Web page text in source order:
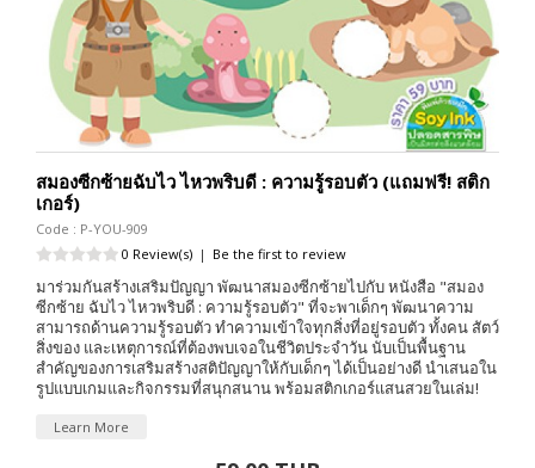
สมองซีกซ้ายฉับไว ไหวพริบดี : ความรู้รอบตัว (แถมฟรี! สติก
เกอร์)
Code : P-YOU-909
0 Review(s) | Be the first to review
มาร่วมกันสร้างเสริมปัญญา พัฒนาสมองซีกซ้ายไปกับ หนังสือ "สมอง
ซีกซ้าย ฉับไว ไหวพริบดี : ความรู้รอบตัว" ที่จะพาเด็กๆ พัฒนาความ
สามารถด้านความรู้รอบตัว ทำความเข้าใจทุกสิ่งที่อยู่รอบตัว ทั้งคน สัตว์
สิ่งของ และเหตุการณ์ที่ต้องพบเจอในชีวิตประจำวัน นับเป็นพื้นฐาน
สำคัญของการเสริมสร้างสติปัญญาให้กับเด็กๆ ได้เป็นอย่างดี นำเสนอใน
รูปแบบเกมและกิจกรรมที่สนุกสนาน พร้อมสติกเกอร์แสนสวยในเล่ม!
Learn More